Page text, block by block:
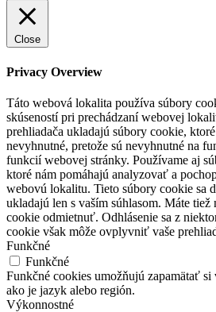
Close
Privacy Overview
Táto webová lokalita používa súbory
skúseností pri prechádzaní webovej
prehliadača ukladajú súbory cookie,
nevyhnutné, pretože sú nevyhnutné na
funkcií webovej stránky. Používame aj
ktoré nám pomáhajú analyzovať a
webovú lokalitu. Tieto súbory cookie sa
ukladajú len s vaším súhlasom. Máte
cookie odmietnuť. Odhlásenie sa z
cookie však môže ovplyvniť vaše
Funkčné
Funkčné
Funkčné cookies umožňujú zapamätať si
ako je jazyk alebo región.
Výkonnostné